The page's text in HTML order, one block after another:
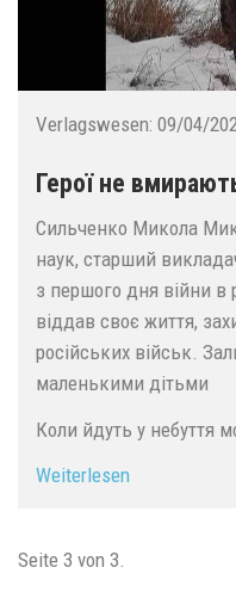
Verlagswesen: 09/04/
Герої не
Сильченко Микола
наук, старший
з першого дня війни в
віддав своє життя,
російських військ.
маленькими дітьми
Коли йдуть у небуття
Weiterlesen
Seite 3 von 3.